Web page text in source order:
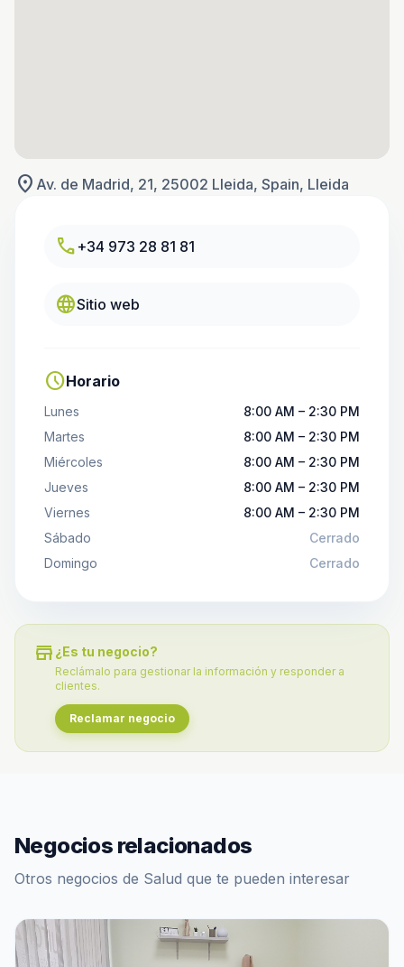
location_on Av. de Madrid, 21, 25002 Lleida, Spain, Lleida
call +34 973 28 81 81
languageSitio web
scheduleHorario
Lunes
8:00 AM – 2:30 PM
Martes
8:00 AM – 2:30 PM
Miércoles
8:00 AM – 2:30 PM
Jueves
8:00 AM – 2:30 PM
Viernes
8:00 AM – 2:30 PM
Sábado
Cerrado
Domingo
Cerrado
store ¿Es tu negocio?
Reclámalo para gestionar la información y responder a
clientes.
Reclamar negocio
Negocios relacionados
Otros negocios de Salud que te pueden interesar